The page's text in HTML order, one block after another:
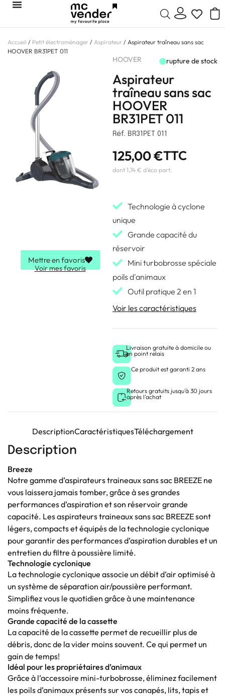
Accueil / Petit électroménager / Aspirateur / Aspirateur traîneau sans sac
HOOVER BR31PET 011
Mettre en favoris
Voir mes favoris
HOOVER rupture de stock
Aspirateur
traîneau sans sac
HOOVER
BR31PET 011
Réf. BR31PET 011
125,00€TTC
dont 1,74 € d'éco part.
Technologie à cyclone
unique
Grande capacité du
réservoir
Mini turbobrosse spéciale
poils d'animaux
Outil pratique 2 en 1
Voir les caractéristiques
Livraison gratuite à domicile ou
en point relais
Ce produit est garanti 2 ans
Retours gratuits jusqu'à 30 jours
après l'achat
DescriptionCaractéristiquesTéléchargement
Description
Breeze
Notre gamme d’aspirateurs traineaux sans sac BREEZE ne
vous laissera jamais tomber, grâce à ses grandes
performances d’aspiration et son réservoir grande
capacité. Les aspirateurs traineaux sans sac BREEZE sont
légers, compacts et équipés de la technologie cyclonique
pour garantir des performances d’aspiration durables et un
entretien du filtre à poussière limité.
Technologie cyclonique
La technologie cyclonique associe un débit d’air optimisé à
un système de séparation air/poussière performant.
Simplifiez vous le quotidien grâce à une maintenance
moins fréquente.
Grande capacité de la cassette
La capacité de la cassette permet de recueillir plus de
débris, donc de la vider moins souvent. Ce qui permet un
gain de temps!
Idéal pour les propriétaires d’animaux
Grâce à l’accessoire mini-turbobrosse, éliminez facilement
les poils d’animaux présents sur vos canapés, lits, tapis et